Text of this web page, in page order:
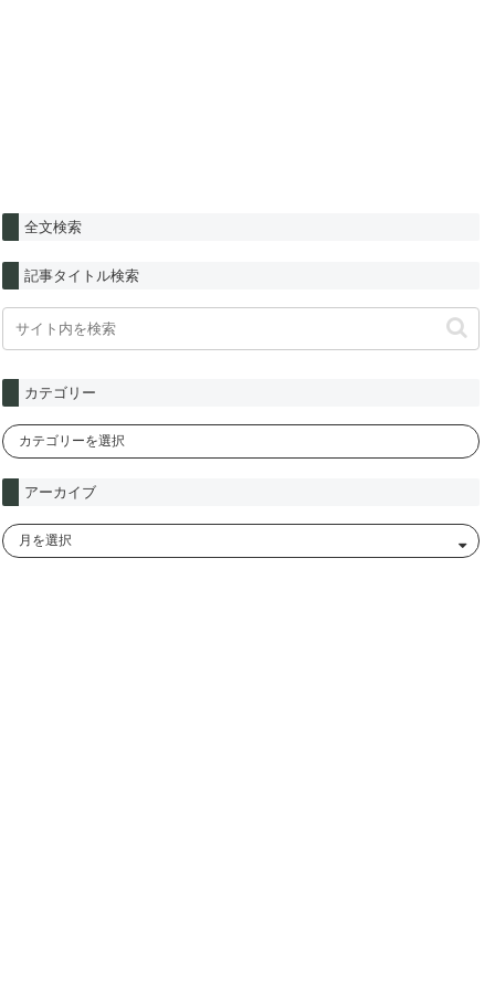
全文検索
記事タイトル検索
カテゴリー
アーカイブ